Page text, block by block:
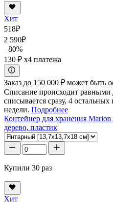
Хит
518₽
2 590₽
−80%
130 ₽ x4 платежа
Заказ до 150 000 ₽ может быть
Списание происходит
списывается сразу, 4
недели. Подробнее
Контейнер для хранения
дерево, пластик
Купили 30 раз
Хит